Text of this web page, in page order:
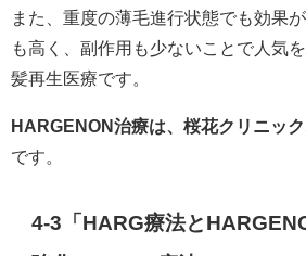
また、重度の薄毛進行状態でも効果
も高く、副作用も少ないことで人気
髪再生医療です。
HARGENON治療は、桜花クリニッ
です。
4-3「HARG療法と